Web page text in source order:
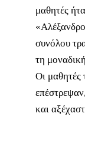
μαθητές
συνόλου
τη
Οι
και